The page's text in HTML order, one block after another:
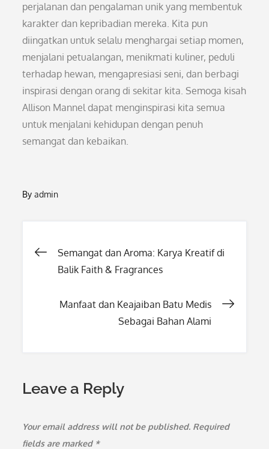
perjalanan dan pengalaman unik yang membentuk
karakter dan kepribadian mereka. Kita pun
diingatkan untuk selalu menghargai setiap momen,
menjalani petualangan, menikmati kuliner, peduli
terhadap hewan, mengapresiasi seni, dan berbagi
inspirasi dengan orang di sekitar kita. Semoga kisah
Allison Mannel dapat menginspirasi kita semua
untuk menjalani kehidupan dengan penuh
semangat dan kebaikan.
Byadmin
Post
Semangat dan Aroma: Karya Kreatif di
Balik Faith & Fragrances
Manfaat dan Keajaiban Batu Medis
Sebagai Bahan Alami
Leave a Reply
Your email address will not be published. Required
fields are marked *